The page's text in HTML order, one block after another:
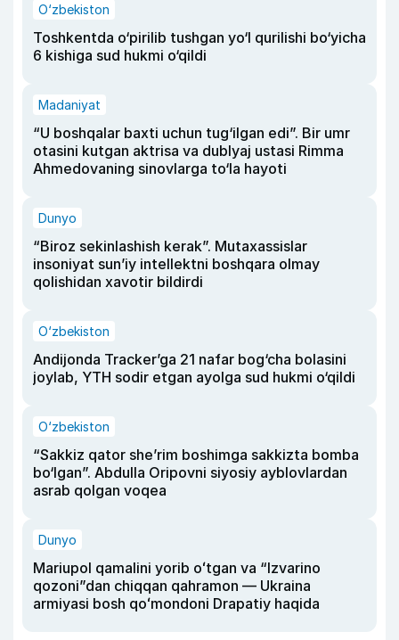
O‘zbekiston
Toshkentda o‘pirilib tushgan yo‘l qurilishi bo‘yicha
6 kishiga sud hukmi o‘qildi
Madaniyat
“U boshqalar baxti uchun tug‘ilgan edi”. Bir umr
otasini kutgan aktrisa va dublyaj ustasi Rimma
Ahmedovaning sinovlarga to‘la hayoti
Dunyo
“Biroz sekinlashish kerak”. Mutaxassislar
insoniyat sun’iy intellektni boshqara olmay
qolishidan xavotir bildirdi
O‘zbekiston
Andijonda Tracker’ga 21 nafar bog‘cha bolasini
joylab, YTH sodir etgan ayolga sud hukmi o‘qildi
O‘zbekiston
“Sakkiz qator she’rim boshimga sakkizta bomba
bo‘lgan”. Abdulla Oripovni siyosiy ayblovlardan
asrab qolgan voqea
Dunyo
Mariupol qamalini yorib oʻtgan va “Izvarino
qozoni”dan chiqqan qahramon — Ukraina
armiyasi bosh qoʻmondoni Drapatiy haqida